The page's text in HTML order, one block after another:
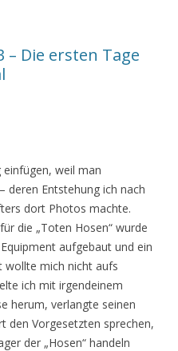
– Die ersten Tage
einfügen, weil man
deren Entstehung ich nach
dort Photos machte.
die „Toten Hosen“ wurde
aufgebaut und ein
wollte mich nicht aufs
ich mit irgendeinem
herum, verlangte seinen
den Vorgesetzten sprechen,
der „Hosen“ handeln